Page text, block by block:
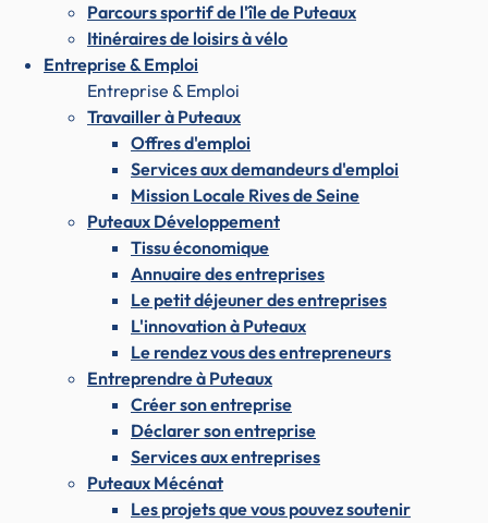
Parcours sportif de l'île de Puteaux
Itinéraires de loisirs à vélo
Entreprise & Emploi
Entreprise & Emploi
Travailler à Puteaux
Offres d'emploi
Services aux demandeurs d'emploi
Mission Locale Rives de Seine
Puteaux Développement
Tissu économique
Annuaire des entreprises
Le petit déjeuner des entreprises
L'innovation à Puteaux
Le rendez vous des entrepreneurs
Entreprendre à Puteaux
Créer son entreprise
Déclarer son entreprise
Services aux entreprises
Puteaux Mécénat
Les projets que vous pouvez soutenir